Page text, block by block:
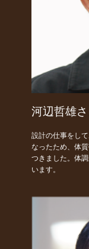
河辺哲雄さ
設計の仕事をし
なったため、体
つきました。体
います。